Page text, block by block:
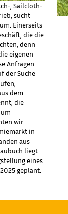
, Sailcloth-
sucht
Einerseits
die die
denn
eigenen
Anfragen
der Suche
dem
die
wir
in
aus
liegt
eines
geplant.